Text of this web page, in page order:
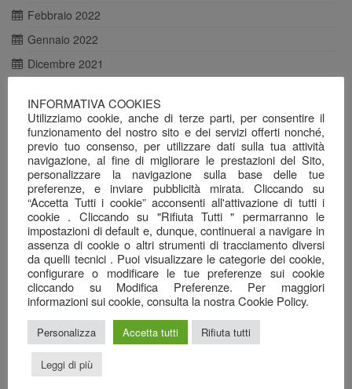
Febbraio 2022
Gennaio 2022
Dicembre 2021
Ottobre 2021
Agosto 2021
Luglio 2021
Giugno 2021
Maggio 2021
Aprile 2021
Marzo 2021
Febbraio 2021
Gennaio 2021
Dicembre 2020
Novembre 2020
Ottobre 2020
INFORMATIVA COOKIES
Utilizziamo cookie, anche di terze parti, per consentire il
funzionamento del nostro sito e dei servizi offerti nonché,
previo tuo consenso, per utilizzare dati sulla tua attività
navigazione, al fine di migliorare le prestazioni del Sito,
personalizzare la navigazione sulla base delle tue
preferenze, e inviare pubblicità mirata. Cliccando su
“Accetta Tutti i cookie” acconsenti all'attivazione di tutti i
cookie . Cliccando su "Rifiuta Tutti " permarranno le
impostazioni di default e, dunque, continuerai a navigare in
assenza di cookie o altri strumenti di tracciamento diversi
da quelli tecnici . Puoi visualizzare le categorie dei cookie,
configurare o modificare le tue preferenze sui cookie
cliccando su Modifica Preferenze. Per maggiori
informazioni sui cookie, consulta la nostra Cookie Policy.
Personalizza Accetta tutti Rifiuta tutti
Leggi di più